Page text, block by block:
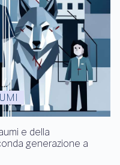
e della
generazione a